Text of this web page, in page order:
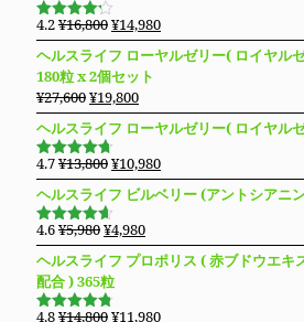
は
¥14,800
で
し
た。
格
は
¥13,280
5段階で
4.19の評
価
4.2¥16,800元
の
価
格
は
¥16,800
で
し
た。
¥14,980現
在
の
は
で
す。
ヘルスライフ ローヤルゼリー( ロイヤル
180粒 x 2個セット
¥27,600元
の
価
格
は
¥27,600
で
し
た。
¥19,800現
在
価
格
は
¥19,800
で
す。
ヘルスライフ ローヤルゼリー( ロイヤル
5段階で
4.69の評
価
4.7¥13,800元
の
価
格
は
¥13,800
で
し
¥10,980現
在
の
格
は
ヘルスライフ ビルベリー (アントシアニ
5段階で
4.63の評
価
4.6¥5,980元
の
価
格
は
¥4,980現
在
の
格
ヘルスライフ プロポリス ( 赤ブドウエキ
配合 ) 365粒
4.8¥14,800元
¥11,980現